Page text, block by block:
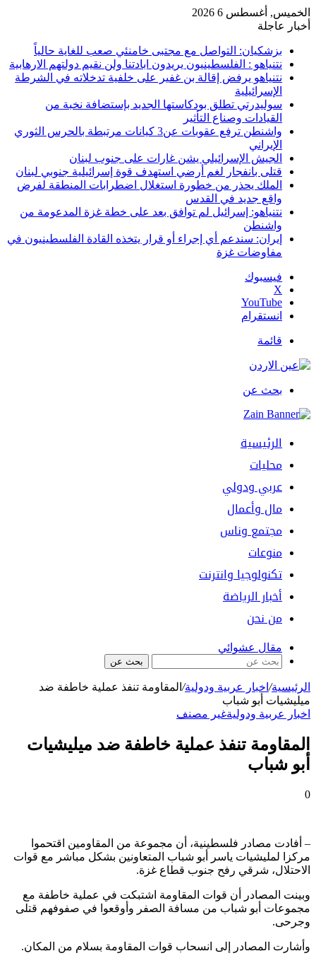
الخميس, أغسطس 6 2026
أخبار عاجلة
بزشكيان: التواصل مع مجتبى خامنئي صعب للغاية حالياً
نتنياهو : الفلسطينيون يريدون ابادتنا ولن نقيم دولتهم الارهابية
نتنياهو يرفض إقالة بن غفير على خلفية تدخلاته في الشرطة
الإسرائيلية
سوليدرتي تطلق بودكاستها الجديد بإستضافة نخبة من
القيادات وصناع التأثير
واشنطن ترفع عقوبات عن3 كيانات مرتبطة بالحرس الثوري
الإيراني
الجيش الإسرائيلي يشن غارات على جنوب لبنان
قتلى بانفجار لغم أرضي استهدف قوة إسرائيلية جنوبي لبنان
الملك يحذر من خطورة استغلال اضطرابات المنطقة لفرض
واقع جديد في القدس
نتنياهو: إسرائيل لم توافق بعد على خطة غزة المدعومة من
واشنطن
إيران: سندعم أي إجراء أو قرار يتخذه القادة الفلسطينيون في
مفاوضات غزة
فيسبوك
‫X
‫YouTube
انستقرام
قائمة
بحث عن
الرئيسية
محليات
عربي ودولي
مال وأعمال
مجتمع وناس
منوعات
تكنولوجيا وانترنت
أخبار الرياضة
من نحن
مقال عشوائي
بحث عن
الرئيسية/ اخبار عربية ودولية/ المقاومة تنفذ عملية خاطفة ضد
ميليشيات أبو شباب
اخبار عربية ودوليةغير مصنف
المقاومة تنفذ عملية خاطفة ضد ميليشيات
أبو شباب
0
– أفادت مصادر فلسطينية، أن مجموعة من المقاومين اقتحموا
مركزا لمليشيات ياسر أبو شباب المتعاونين بشكل مباشر مع قوات
الاحتلال، شرقي رفح جنوب قطاع غزة.
وبينت المصادر أن قوات المقاومة اشتبكت في عملية خاطفة مع
مجموعات أبو شباب من مسافة الصفر وأوقعوا في صفوفهم قتلى
وجرحى.
وأشارت المصادر إلى انسحاب قوات المقاومة بسلام من المكان.